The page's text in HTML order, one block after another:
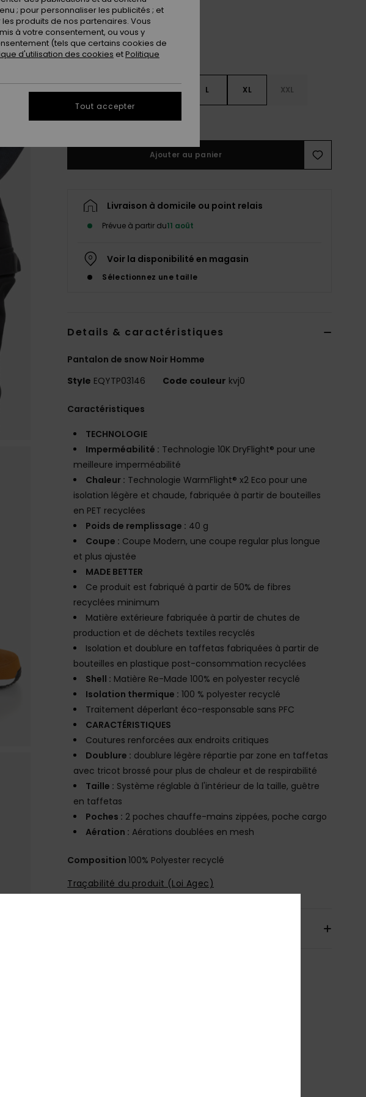
XS S M L XL XXL
Voir le Guide des tailles
Ajouter au panier
Livraison à domicile ou point relais
Prévue à partir du11 août
Voir la disponibilité en magasin
Sélectionnez une taille
Details & caractéristiques
Pantalon de snow Noir Homme
Style EQYTP03146 Code couleur kvj0
Caractéristiques
TECHNOLOGIE
Imperméabilité : Technologie 10K DryFlight® pour une
meilleure imperméabilité
Chaleur : Technologie WarmFlight® x2 Eco pour une
isolation légère et chaude, fabriquée à partir de bouteilles
en PET recyclées
Poids de remplissage : 40 g
Coupe : Coupe Modern, une coupe regular plus longue
et plus ajustée
MADE BETTER
Ce produit est fabriqué à partir de 50% de fibres
recyclées minimum
Matière extérieure fabriquée à partir de chutes de
production et de déchets textiles recyclés
Isolation et doublure en taffetas fabriquées à partir de
bouteilles en plastique post-consommation recyclées
Shell : Matière Re-Made 100% en polyester recyclé
Isolation thermique : 100 % polyester recyclé
Traitement déperlant éco-responsable sans PFC
CARACTÉRISTIQUES
Coutures renforcées aux endroits critiques
Doublure : doublure légère répartie par zone en taffetas
avec tricot brossé pour plus de chaleur et de respirabilité
Taille : Système réglable à l'intérieur de la taille, guêtre
en taffetas
Poches : 2 poches chauffe-mains zippées, poche cargo
Aération : Aérations doublées en mesh
Composition100% Polyester recyclé
Traçabilité du produit (Loi Agec)
; pour personnaliser les publicités ; et
produits de nos partenaires. Vous
à votre consentement, ou vous y
(tels que certains cookies de
d'utilisation des cookies etPolitique
Tout accepter